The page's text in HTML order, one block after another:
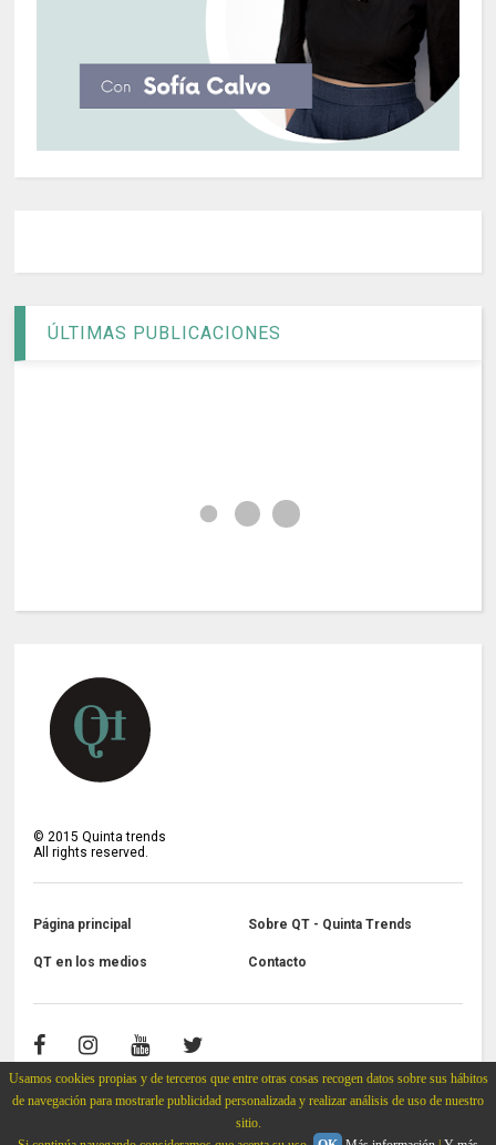
Usamos cookies propias y de terceros que entre otras cosas recogen datos sobre sus hábitos
de navegación para mostrarle publicidad personalizada y realizar análisis de uso de nuestro
sitio.
ÚLTIMAS PUBLICACIONES
©2015 Quinta trends
All rights reserved.
Página principal Sobre QT - Quinta Trends
QT en los medios Contacto